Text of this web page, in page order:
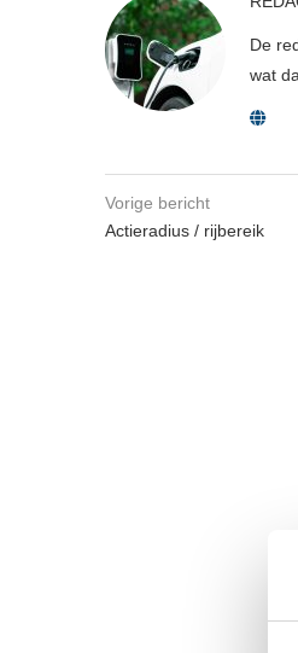
De
wat
Vorige bericht
Actieradius / rijbereik